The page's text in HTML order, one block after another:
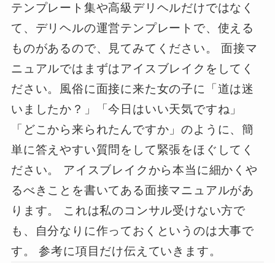
テンプレート集や高級デリヘルだけではなく
て、デリヘルの運営テンプレートで、使える
ものがあるので、見てみてください。 面接マ
ニュアルではまずはアイスブレイクをしてく
ださい。風俗に面接に来た女の子に「道は迷
いましたか？」「今日はいい天気ですね」
「どこから来られたんですか」のように、簡
単に答えやすい質問をして緊張をほぐしてく
ださい。 アイスブレイクから本当に細かくや
るべきことを書いてある面接マニュアルがあ
ります。 これは私のコンサル受けない方で
も、自分なりに作っておくというのは大事で
す。 参考に項目だけ伝えていきます。